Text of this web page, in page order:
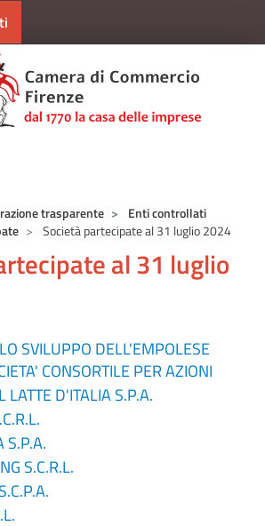
trasparente
Enti controllati
Società partecipate al 31 luglio 2024
al 31 luglio
SVILUPPO DELL'EMPOLESE
CONSORTILE PER AZIONI
LATTE D'ITALIA S.P.A.
S.P.A.
S.C.R.L.